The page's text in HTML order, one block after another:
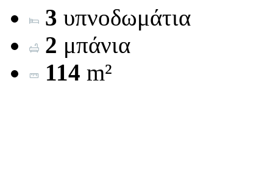
3 υπνοδωμάτια
2 μπάνια
114 m²